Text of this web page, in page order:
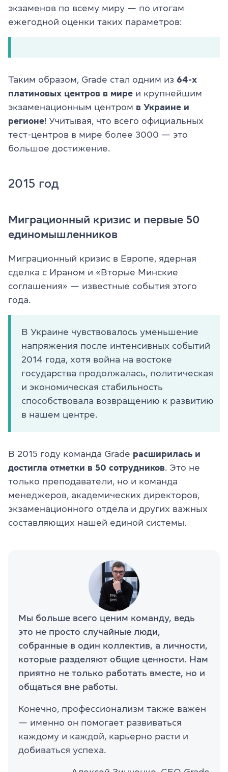
экзаменов по всему миру — по итогам
ежегодной оценки таких параметров:
Таким образом, Grade стал одним из 64-х
платиновых центров в мире и крупнейшим
экзаменационным центром в Украине и
регионе! Учитывая, что всего официальных
тест-центров в мире более 3000 — это
большое достижение.
2015 год
Миграционный кризис и первые 50
единомышленников
Миграционный кризис в Европе, ядерная
сделка с Ираном и «Вторые Минские
соглашения» — известные события этого
года.
В Украине чувствовалось уменьшение
напряжения после интенсивных событий
2014 года, хотя война на востоке
государства продолжалась, политическая
и экономическая стабильность
способствовала возвращению к развитию
в нашем центре.
В 2015 году команда Grade расширилась и
достигла отметки в 50 сотрудников. Это не
только преподаватели, но и команда
менеджеров, академических директоров,
экзаменационного отдела и других важных
составляющих нашей единой системы.
Мы больше всего ценим команду, ведь
это не просто случайные люди,
собранные в один коллектив, а личности,
которые разделяют общие ценности. Нам
приятно не только работать вместе, но и
общаться вне работы.
Конечно, профессионализм также важен
— именно он помогает развиваться
каждому и каждой, карьерно расти и
добиваться успеха.